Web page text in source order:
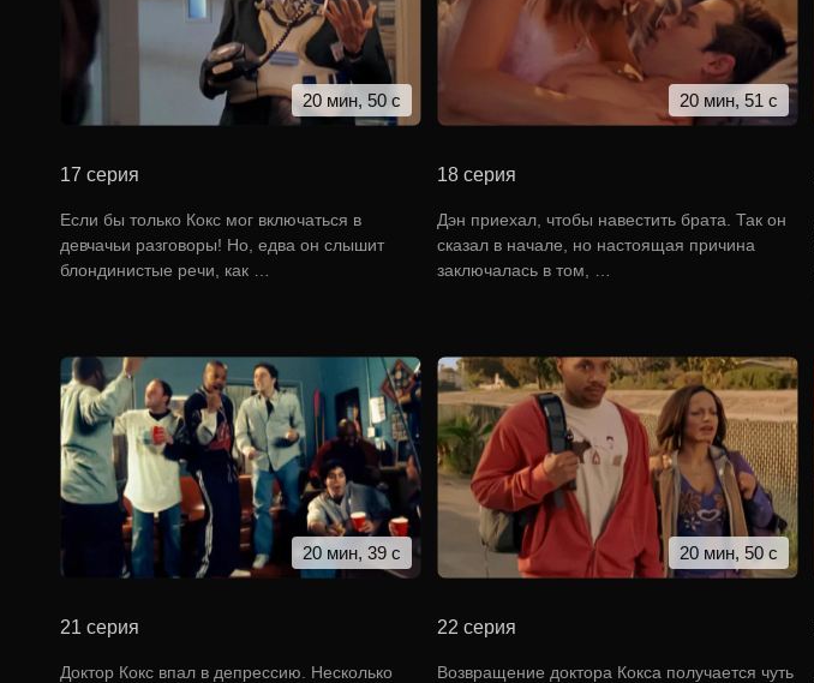
20 мин, 50 с
17 серия
Если бы только Кокс мог включаться в
девчачьи разговоры! Но, едва он слышит
блондинистые речи, как …
20 мин, 51 с
18 серия
Дэн приехал, чтобы навестить брата. Так он
сказал в начале, но настоящая причина
заключалась в том, …
20 мин, 39 с
21 серия
Доктор Кокс впал в депрессию. Несколько
20 мин, 50 с
22 серия
Возвращение доктора Кокса получается чуть